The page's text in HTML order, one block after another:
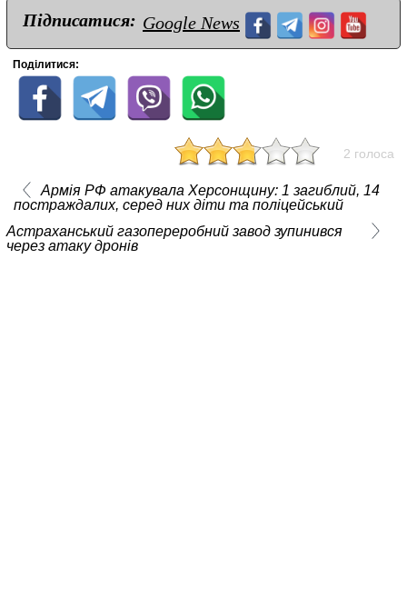
Підписатися: Google News
Поділитися:
2 голоса
Армія РФ атакувала Херсонщину: 1 загиблий, 14
постраждалих, серед них діти та поліцейський
Астраханський газопереробний завод зупинився
через атаку дронів